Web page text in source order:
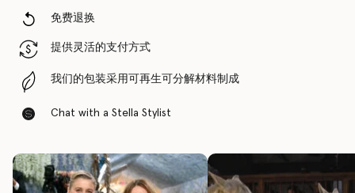
免费退换
提供灵活的支付方式
我们的包装采用可再生可分解材料制成
Chat with a Stella Stylist